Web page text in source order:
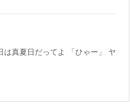
は真夏日だってよ 「ひゃー」 ヤ